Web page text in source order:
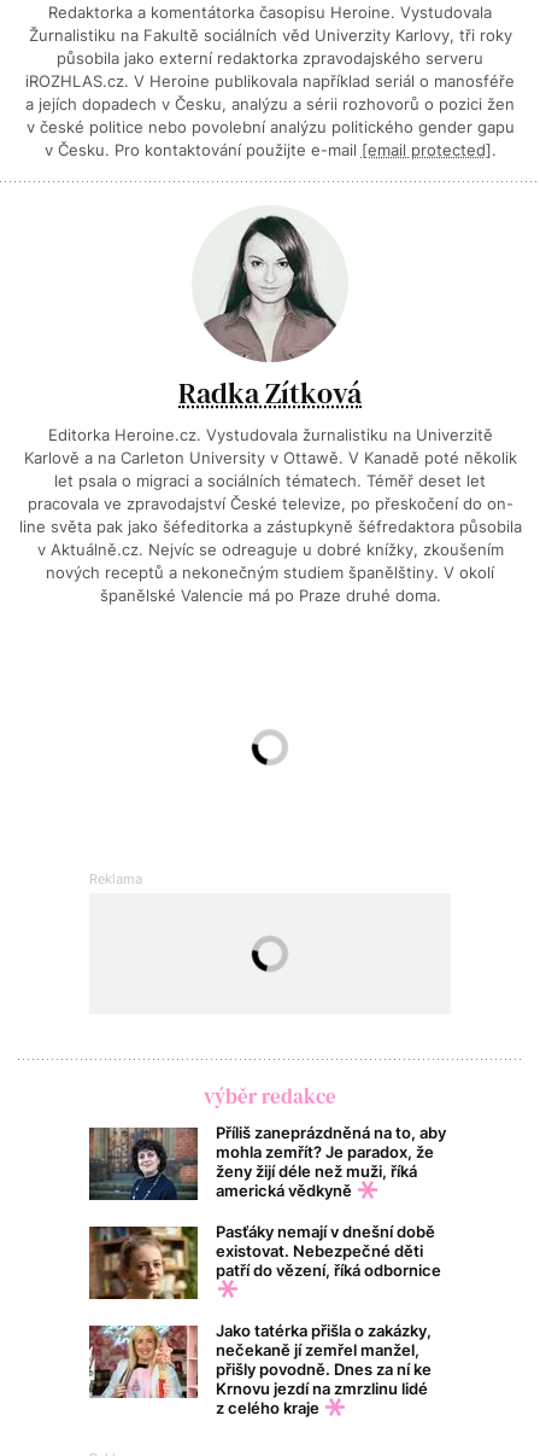
Redaktorka a komentátorka časopisu Heroine. Vystudovala
Žurnalistiku na Fakultě sociálních věd Univerzity Karlovy, tři roky
působila jako externí redaktorka zpravodajského serveru
iROZHLAS.cz. V Heroine publikovala například seriál o manosféře
a jejích dopadech v Česku, analýzu a sérii rozhovorů o pozici žen
v české politice nebo povolební analýzu politického gender gapu
v Česku. Pro kontaktování použijte e-mail [email protected].
Radka Zítková
Editorka Heroine.cz. Vystudovala žurnalistiku na Univerzitě
Karlově a na Carleton University v Ottawě. V Kanadě poté několik
let psala o migraci a sociálních tématech. Téměř deset let
pracovala ve zpravodajství České televize, po přeskočení do on-
line světa pak jako šéfeditorka a zástupkyně šéfredaktora působila
v Aktuálně.cz. Nejvíc se odreaguje u dobré knížky, zkoušením
nových receptů a nekonečným studiem španělštiny. V okolí
španělské Valencie má po Praze druhé doma.
výběr redakce
Příliš zaneprázdněná na to, aby
mohla zemřít? Je paradox, že
ženy žijí déle než muži, říká
americká vědkyně
Pasťáky nemají v dnešní době
existovat. Nebezpečné děti
patří do vězení, říká odbornice
Jako tatérka přišla o zakázky,
nečekaně jí zemřel manžel,
přišly povodně. Dnes za ní ke
Krnovu jezdí na zmrzlinu lidé
z celého kraje